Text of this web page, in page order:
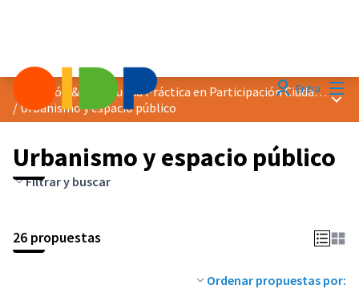
EntraDistinción &quot;Buena Práctica en Participación Ciudadana&quot; 2024
/Urbanismo y espacio público
Urbanismo y espacio público
Filtrar y buscar
26 propuestas
Ordenar propuestas por: